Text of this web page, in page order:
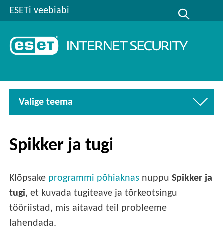
ESETi veebiabi
Valige teema
Spikker ja tugi
Klõpsake programmi põhiaknas nuppuSpikker ja
tugi, et kuvada tugiteave ja tõrkeotsingu
tööriistad, mis aitavad teil probleeme
lahendada.